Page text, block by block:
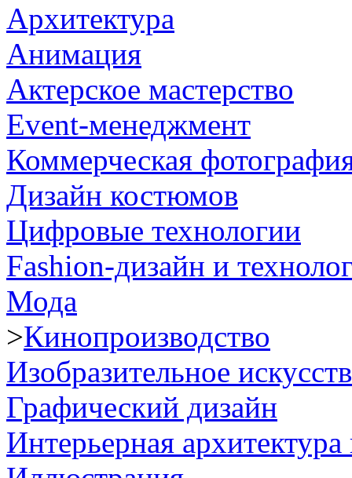
Архитектура
Анимация
Актерское мастерство
Event-менеджмент
Коммерческая
Дизайн костюмов
Цифровые технологии
Fashion-дизайн и
Мода
>Кинопроизводство
Изобразительное
Графический дизайн
Интерьерная